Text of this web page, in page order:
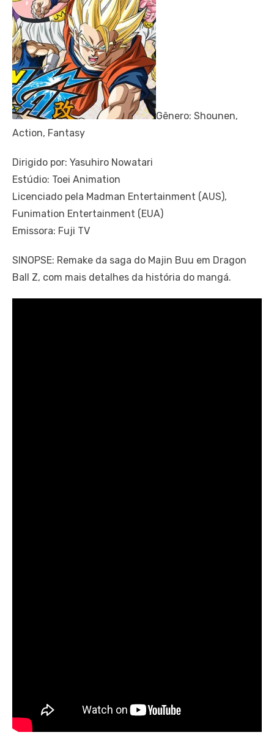
Gênero: Shounen,
Action, Fantasy
Dirigido por: Yasuhiro Nowatari
Estúdio: Toei Animation
Licenciado pela Madman Entertainment (AUS),
Funimation Entertainment (EUA)
Emissora: Fuji TV
SINOPSE: Remake da saga do Majin Buu em Dragon
Ball Z, com mais detalhes da história do mangá.